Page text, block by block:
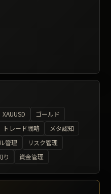
XAUUSD
ゴールド
トレード戦略
メタ認知
管理
リスク管理
り 資金管理